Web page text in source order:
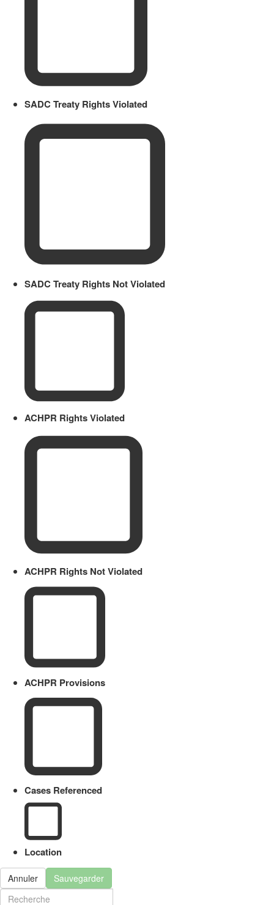
SADC Treaty Rights Violated
SADC Treaty Rights Not Violated
ACHPR Rights Violated
ACHPR Rights Not Violated
ACHPR Provisions
Cases Referenced
Location
Annuler Sauvegarder